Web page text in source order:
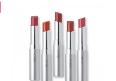
ありません。
ラスできます。アイラインを描いた
後に、後ろに付いているチップでま
つ毛の間を埋めるようにぼかせば、
ぱっちりと際立つナチュラルな目元
が完成します。汗や涙、皮脂にも強
く、美しい仕上がりを長時間キー
プ。目元ケア成分(*)で目元の負担も